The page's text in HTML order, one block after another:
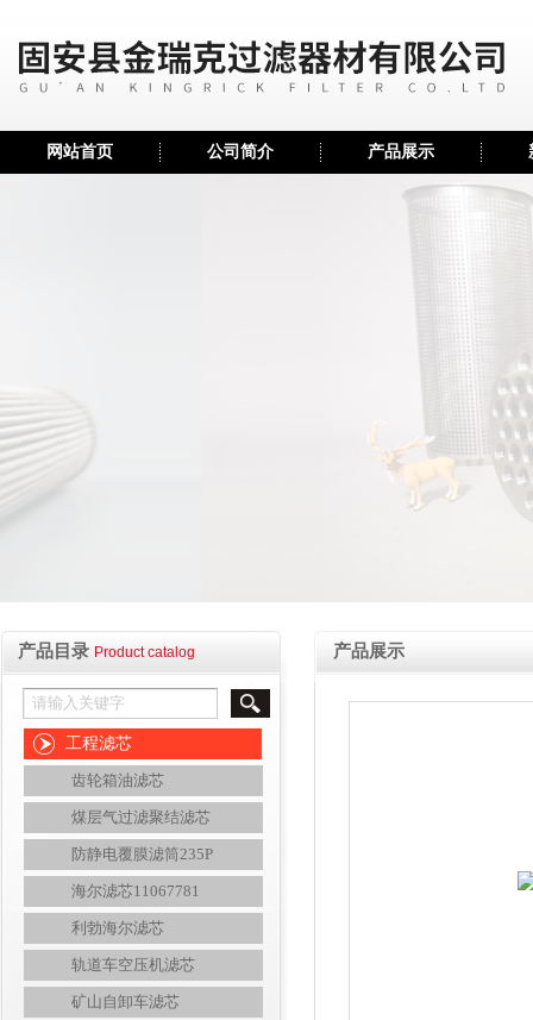
网站首页 公司简介 产品展示
产品目录 Product catalog
工程滤芯
齿轮箱油滤芯
煤层气过滤聚结滤芯
防静电覆膜滤筒235P
海尔滤芯11067781
利勃海尔滤芯
轨道车空压机滤芯
矿山自卸车滤芯
产品展示